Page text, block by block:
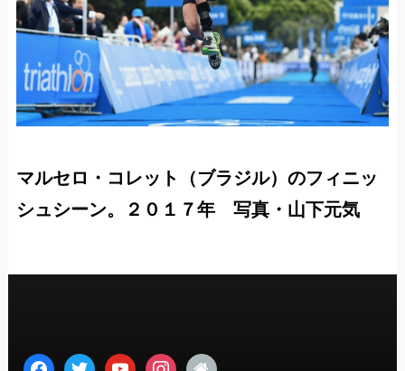
マルセロ・コレット（ブラジル）のフィニッ
シュシーン。２０１７年 写真・山下元気
facebooktwitter youtubeinstagram
home